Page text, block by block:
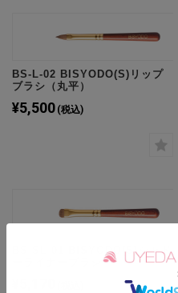
BS-L-02 BISYODO(S)リップ
ブラシ（丸平）
¥5,500 (税込)
BS-SL-01 BISYODO(S)シャド